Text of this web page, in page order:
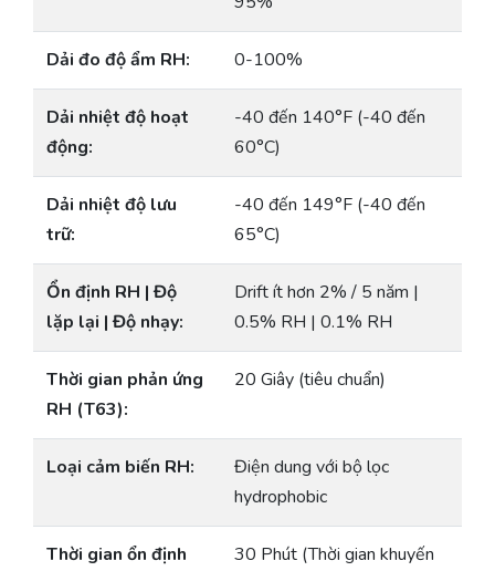
Dải đo độ ẩm RH: 0-100%
Dải nhiệt độ hoạt
động:
-40 đến 140°F (-40 đến
60°C)
Dải nhiệt độ lưu
trữ:
-40 đến 149°F (-40 đến
65°C)
Ổn định RH | Độ
lặp lại | Độ nhạy:
Drift ít hơn 2% / 5 năm |
0.5% RH | 0.1% RH
Thời gian phản ứng
RH (T63):
20 Giây (tiêu chuẩn)
Loại cảm biến RH:
Điện dung với bộ lọc
hydrophobic
Thời gian ổn định
30 Phút (Thời gian khuyến